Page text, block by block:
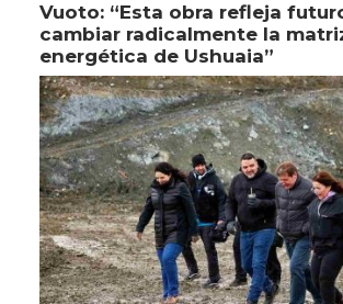
Vuoto: “Esta obra refleja
cambiar radicalmente la
energética de Ushuaia”